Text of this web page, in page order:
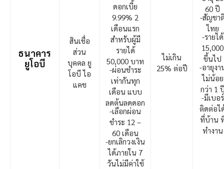
ธนาคาร
ยูโอบี
สินเชื่อ
ส่วน
บุคคล ยู
โอบี ไอ
แคช
ดอกเบี้ย
9.99% 2
เดือนแรก
สำหรับผู้มี
รายได้
50,000 บาท
-ผ่อนชำระ
เท่ากันทุก
เดือน แบบ
ลดต้นลดดอก
-เลือกผ่อน
ชำระ 12 –
60 เดือน
-ยกเลิกวงเงิน
ได้ภายใน 7
วันไม่มีค่าใช้
ไม่เกิน
25% ต่อปี
60 ปี
-สัญชา
ไทย
-รายได้
15,000
ขึ้นไป
-อายุงา
ไม่น้อย
กว่า 1
-มีเบอร์
ติดต่อไ
ที่บ้าน
ทำงาน